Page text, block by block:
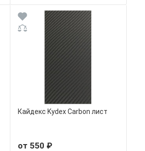
Кайдекс Kydex Carbon лист
от 550 ₽